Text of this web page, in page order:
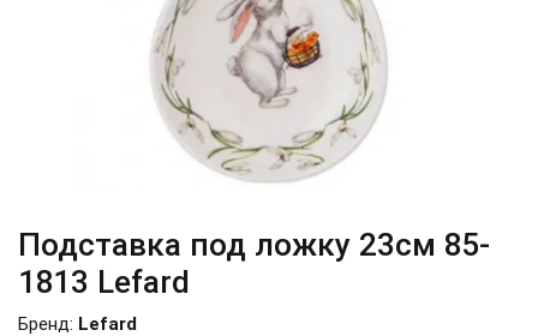
Подставка под ложку 23см 85-
1813 Lefard
Бренд: Lefard